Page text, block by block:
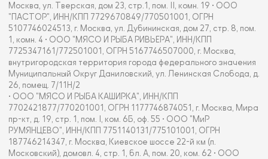
Москва, ул. Тверская, дом 23, стр.1, пом. II, комн. 19 • ООО
"ПАСТОР", ИНН/КПП 7729670849/770501001, ОГРН
5107746024513, г. Москва, ул. Дубининская, дом 27, стр. 8, пом.
1, комн. 4 • ООО "МЯСО И РЫБА РИВЬЕРА", ИНН/КПП
7725347161/772501001, ОГРН 5167746507000, г. Москва,
внутригородская территория города федерального значения
Муниципальный Округ Даниловский, ул. Ленинская Слобода, д.
26, помещ. 7/11Н/2
• ООО "МЯСО И РЫБА КАШИРКА", ИНН/КПП
7702421877/770201001, ОГРН 1177746874051, г. Москва, Мира
пр-кт, д. 19, стр. 1, пом. I, ком. 6Б, оф. 55 • ООО "МиР
РУМЯНЦЕВО", ИНН/КПП 7751140131/775101001, ОГРН
187746214347, г. Москва, Киевское шоссе 22-й км (п.
Московский), домовл. 4, стр. 1, бл. А, пом. 20, ком. 62 • ООО